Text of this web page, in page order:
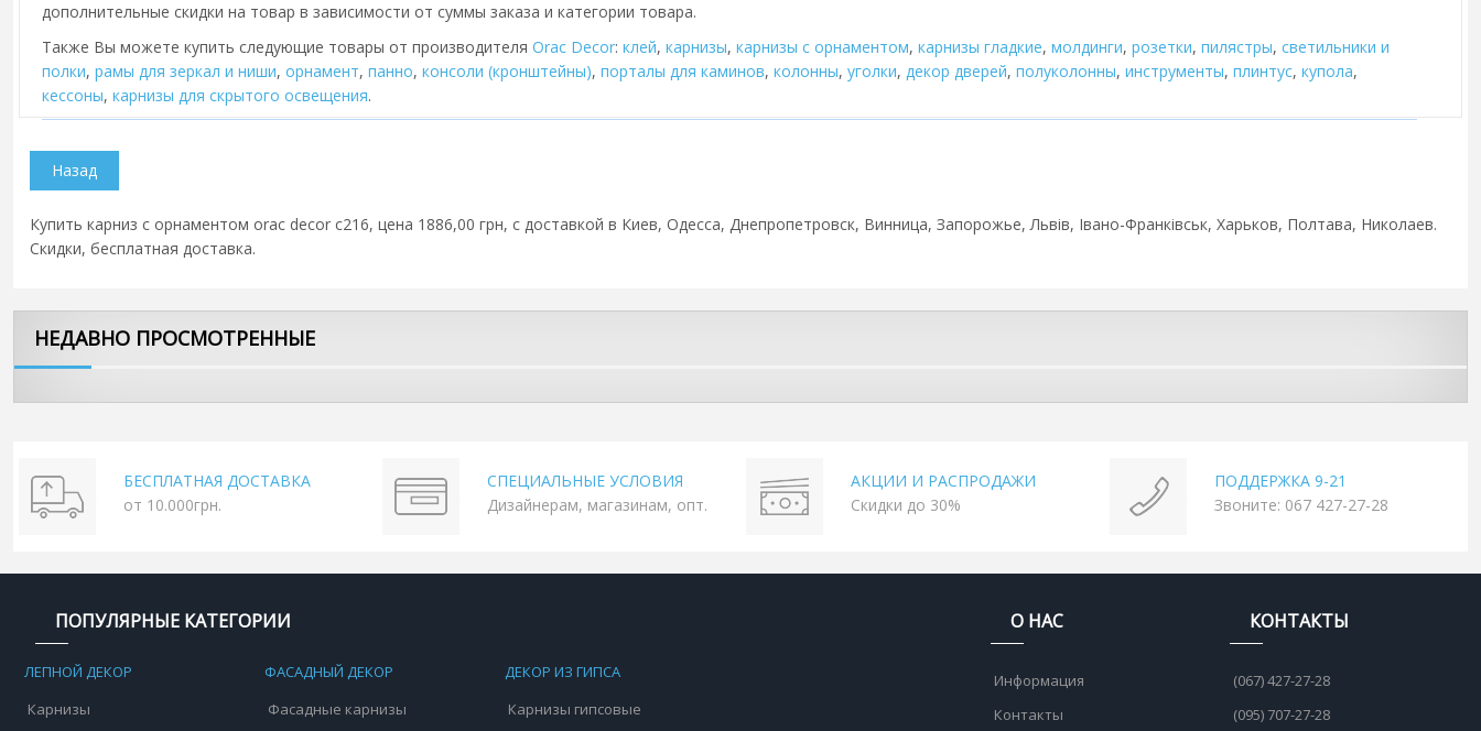
дополнительные скидки на товар в зависимости от суммы заказа и категории товара.
Также Вы можете купить следующие товары от производителя Orac Decor: клей, карнизы, карнизы с орнаментом, карнизы гладкие, молдинги, розетки, пилястры, cветильники и
полки, рамы для зеркал и ниши, орнамент, панно, консоли (кронштейны), порталы для каминов, колонны, уголки, декор дверей, полуколонны, инструменты, плинтус, купола,
кессоны, карнизы для скрытого освещения.
Купить карниз с орнаментом orac decor c216, цена 1886,00 грн, с доставкой в Киев, Одесса, Днепропетровск, Винница, Запорожье, Львів, Івано-Франківськ, Харьков, Полтава, Николаев.
Скидки, бесплатная доставка.
НЕДАВНО ПРОСМОТРЕННЫЕ
БЕСПЛАТНАЯ ДОСТАВКА
от 10.000грн.
СПЕЦИАЛЬНЫЕ УСЛОВИЯ
Дизайнерам, магазинам, опт.
АКЦИИ И РАСПРОДАЖИ
Скидки до 30%
ПОДДЕРЖКА 9-21
Звоните: 067 427-27-28
ПОПУЛЯРНЫЕ КАТЕГОРИИ
ЛЕПНОЙ ДЕКОР
Карнизы
ФАСАДНЫЙ ДЕКОР
Фасадные карнизы
ДЕКОР ИЗ ГИПСА
Карнизы гипсовые
О НАС
Информация
Контакты
КОНТАКТЫ
(067) 427-27-28
(095) 707-27-28